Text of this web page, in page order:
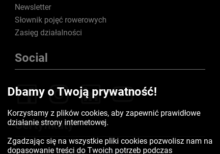
Newsletter
Słownik pojęć rowerowych
Zasięg działalności
Social
Certyfikaty
Dbamy o Twoją prywatność!
Korzystamy z plików cookies, aby zapewnić prawidłowe
działanie strony internetowej.
Zgadzając się na wszystkie pliki cookies pozwolisz nam na
dopasowanie treści do Twoich potrzeb podczas